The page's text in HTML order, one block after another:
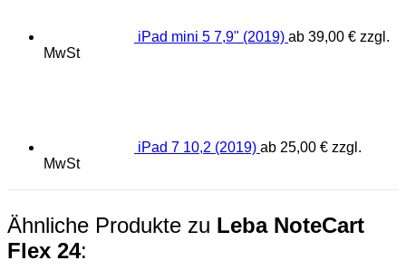
iPad mini 5 7,9" (2019) ab 39,00 € zzgl.
MwSt
iPad 7 10,2 (2019) ab 25,00 € zzgl.
MwSt
Ähnliche Produkte zu Leba NoteCart
Flex 24: